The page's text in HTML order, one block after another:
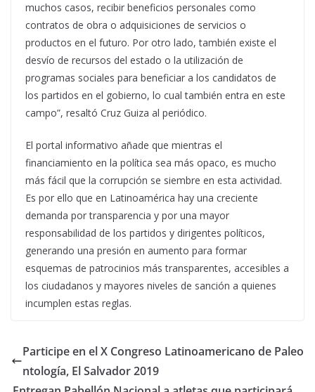
muchos casos, recibir beneficios personales como
contratos de obra o adquisiciones de servicios o
productos en el futuro. Por otro lado, también existe el
desvío de recursos del estado o la utilización de
programas sociales para beneficiar a los candidatos de
los partidos en el gobierno, lo cual también entra en este
campo”, resaltó Cruz Guiza al periódico.
El portal informativo añade que mientras el
financiamiento en la política sea más opaco, es mucho
más fácil que la corrupción se siembre en esta actividad.
Es por ello que en Latinoamérica hay una creciente
demanda por transparencia y por una mayor
responsabilidad de los partidos y dirigentes políticos,
generando una presión en aumento para formar
esquemas de patrocinios más transparentes, accesibles a
los ciudadanos y mayores niveles de sanción a quienes
incumplen estas reglas.
Participe en el X Congreso Latinoamericano de Paleo
ntología, El Salvador 2019